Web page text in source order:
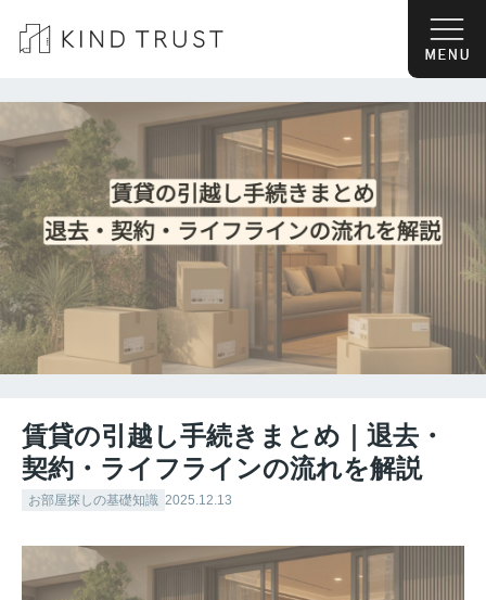
賃貸の引越し手続きまとめ｜退去・
契約・ライフラインの流れを解説
お部屋探しの基礎知識 2025.12.13